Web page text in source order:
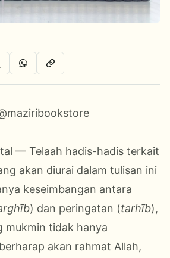
WhatsAppSalin Link
— Telaah hadis-hadis terkait
akan diurai dalam tulisan ini
keseimbangan antara
) dan peringatan (tarhīb),
mukmin tidak hanya
akan rahmat Allah,